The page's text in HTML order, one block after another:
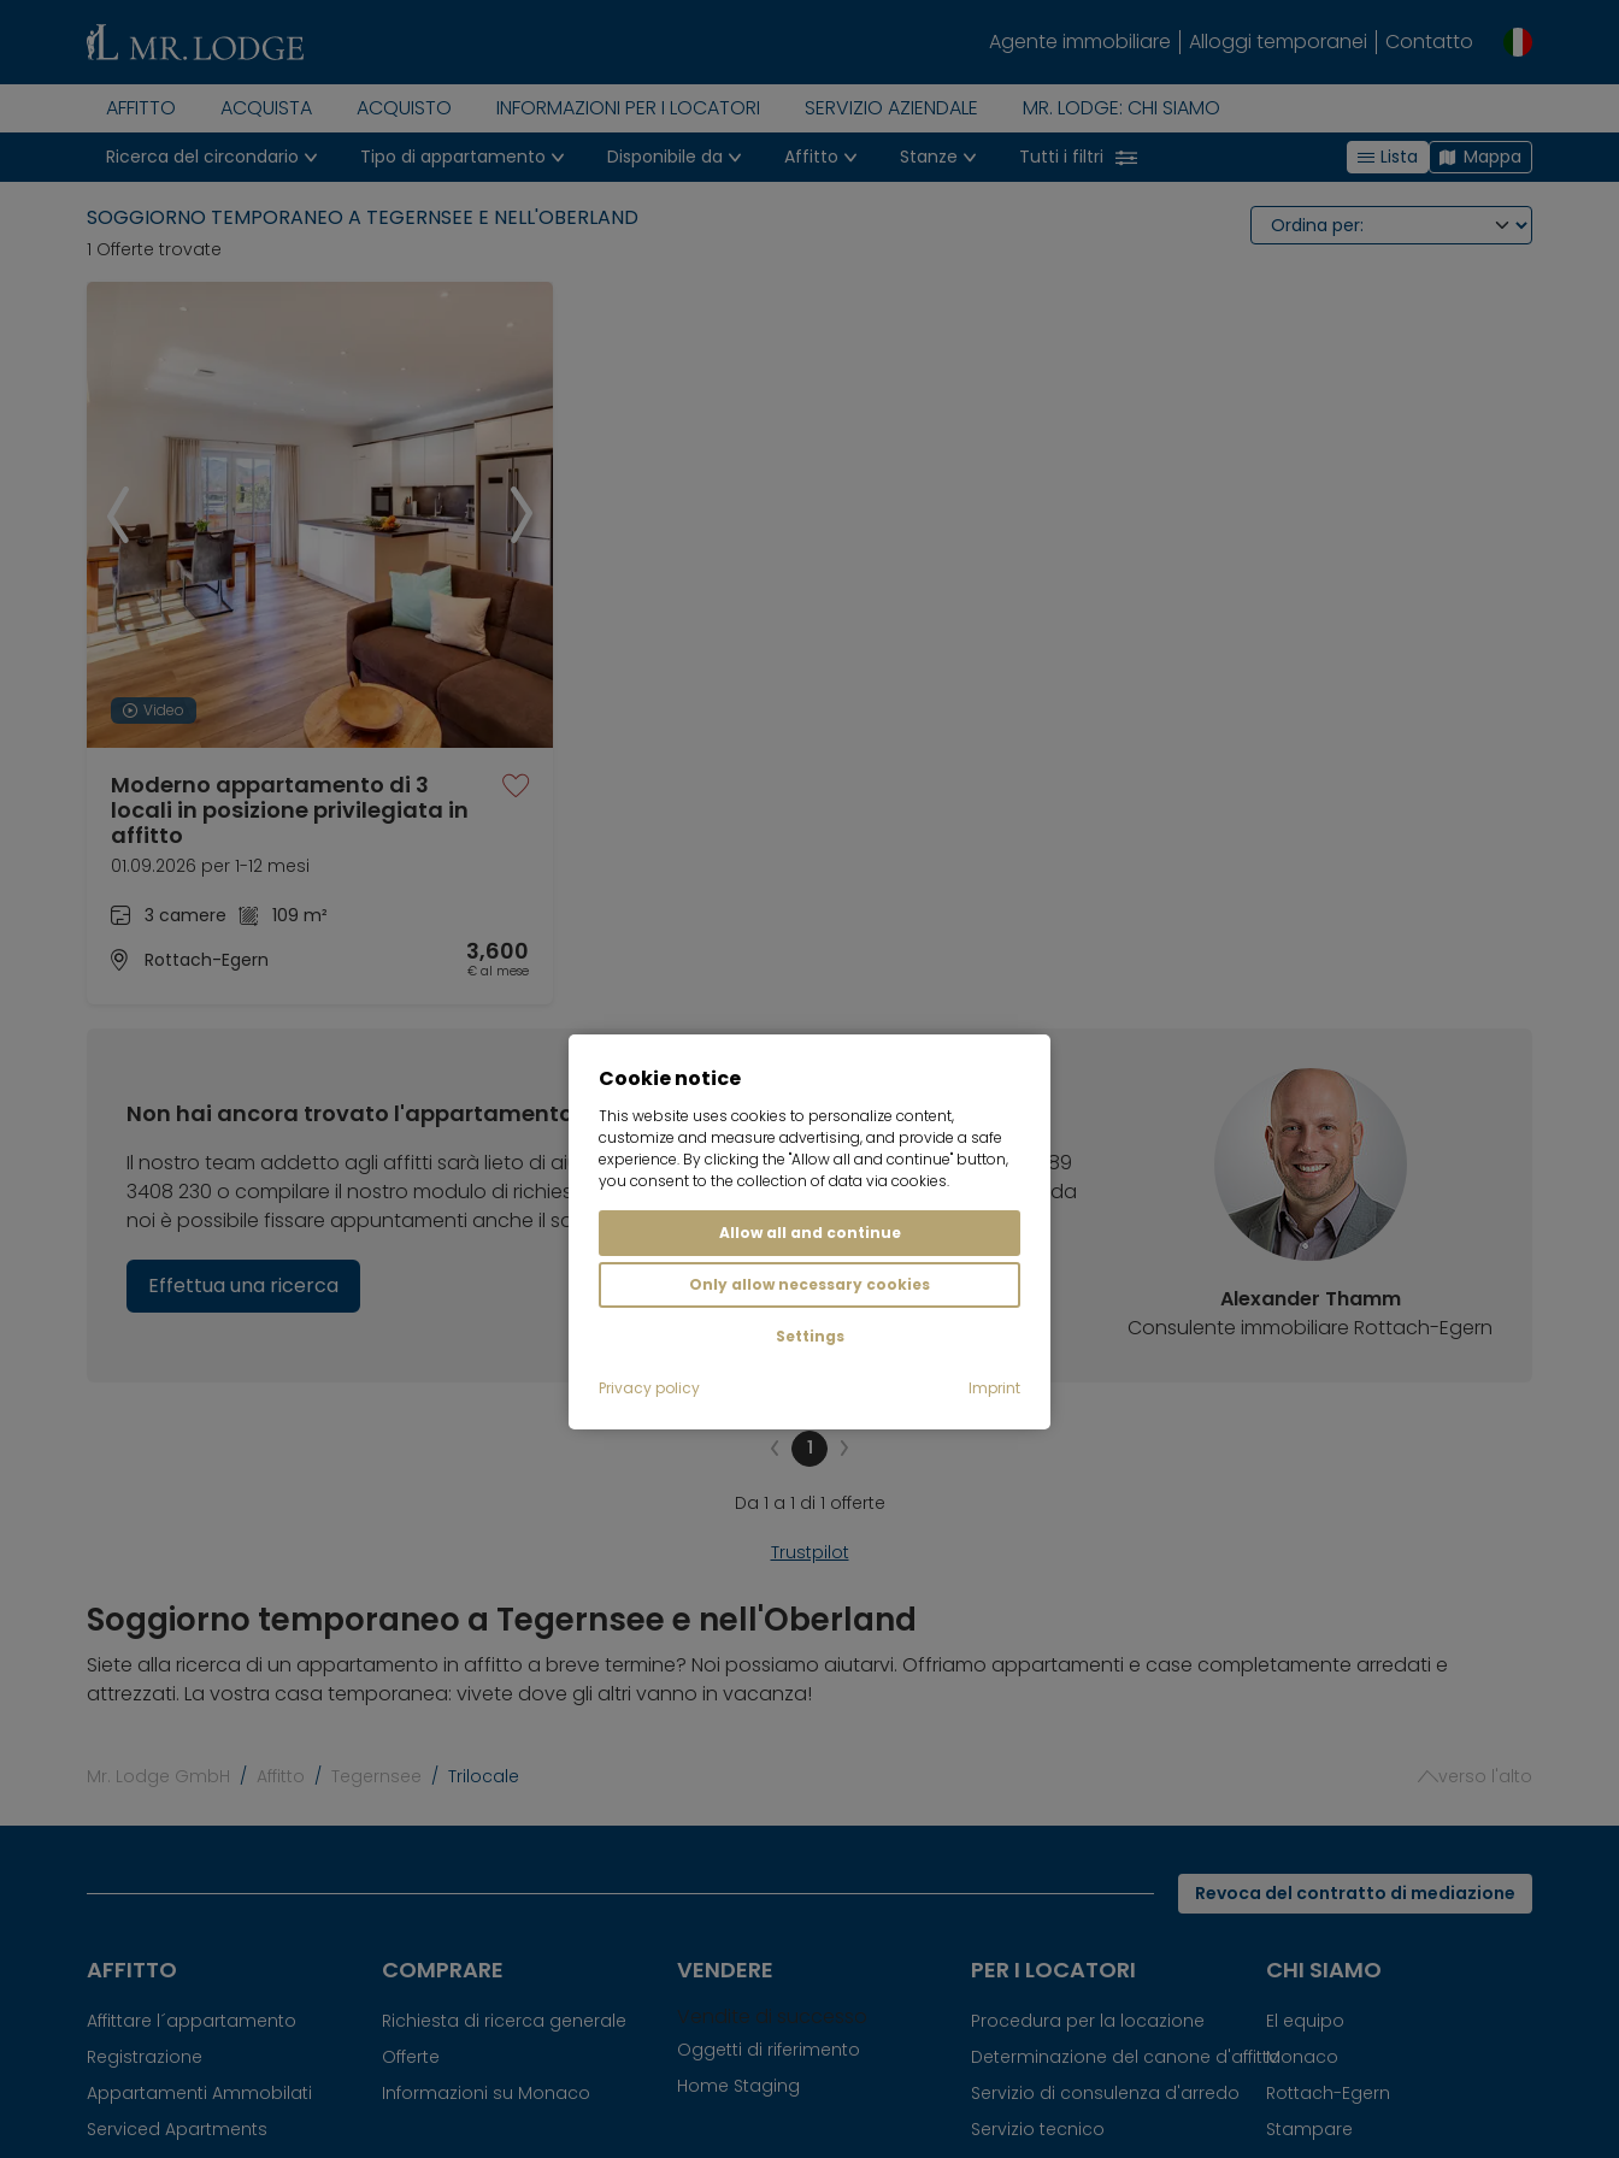
Agente immobiliare Alloggi temporanei Contatto
AFFITTO ACQUISTA ACQUISTO INFORMAZIONI PER I LOCATORI SERVIZIO AZIENDALE MR. LODGE: CHI SIAMO
Ricerca del circondario Tipo di appartamento Disponibile da Affitto Stanze Tutti i filtri Lista Mappa
SOGGIORNO TEMPORANEO A TEGERNSEE E NELL'OBERLAND
1 Offerte trovate
Video
Moderno appartamento di 3
locali in posizione privilegiata in
affitto
01.09.2026 per 1-12 mesi
3 camere
109 m²
Rottach-Egern
3,600
€ al mese
Alexander Thamm
Consulente immobiliare Rottach-Egern
Non hai ancora trovato l'appartamento giusto?
Il nostro team addetto agli affitti sarà lieto di aiutarvi nella ricerca. Basta chiamarci al numero +49 89
3408 230 o compilare il nostro modulo di richiesta. Vi ricontatteremo il prima possibile. A proposito, da
noi è possibile fissare appuntamenti anche il sabato.
Effettua una ricerca
1
Da 1 a 1 di 1 offerte
Trustpilot
Soggiorno temporaneo a Tegernsee e nell'Oberland
Siete alla ricerca di un appartamento in affitto a breve termine? Noi possiamo aiutarvi. Offriamo appartamenti e case completamente arredati e
attrezzati. La vostra casa temporanea: vivete dove gli altri vanno in vacanza!
Mr. Lodge GmbH Affitto Tegernsee Trilocale verso l'alto
Revoca del contratto di mediazione
AFFITTO
Affittare l´appartamento
Registrazione
Appartamenti Ammobilati
Serviced Apartments
COMPRARE
Richiesta di ricerca generale
Offerte
Informazioni su Monaco
VENDERE
Vendite di successo
Oggetti di riferimento
Home Staging
PER I LOCATORI
Procedura per la locazione
Determinazione del canone d'affitto
Servizio di consulenza d'arredo
Servizio tecnico
CHI SIAMO
El equipo
Monaco
Rottach-Egern
Stampare
Cookie notice
This website uses cookies to personalize content,
customize and measure advertising, and provide a safe
experience. By clicking the "Allow all and continue" button,
you consent to the collection of data via cookies.
Allow all and continue
Only allow necessary cookies
Settings
Privacy policy Imprint